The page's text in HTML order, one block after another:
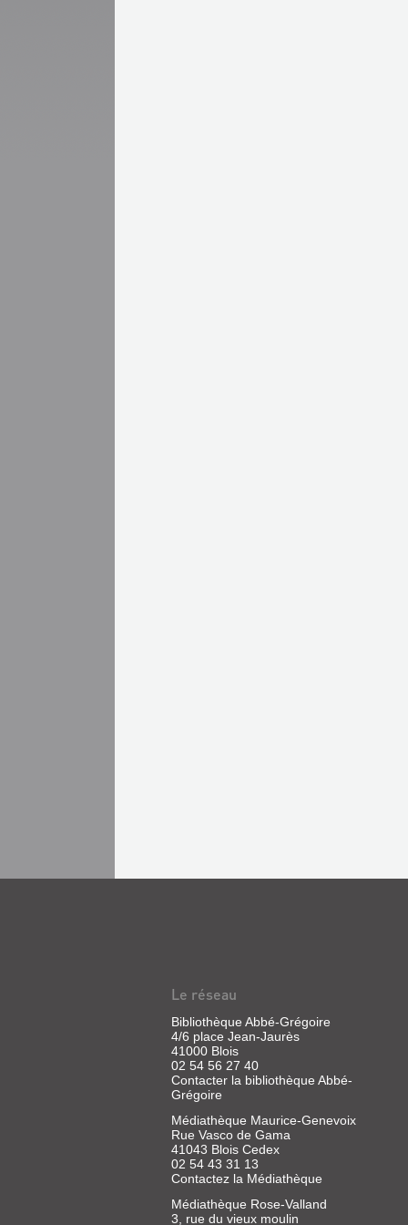
Le réseau
Bibliothèque Abbé-Grégoire
4/6 place Jean-Jaurès
41000 Blois
02 54 56 27 40
Contacter la bibliothèque Abbé-
Grégoire
Médiathèque Maurice-Genevoix
Rue Vasco de Gama
41043 Blois Cedex
02 54 43 31 13
Contactez la Médiathèque
Médiathèque Rose-Valland
3, rue du vieux moulin